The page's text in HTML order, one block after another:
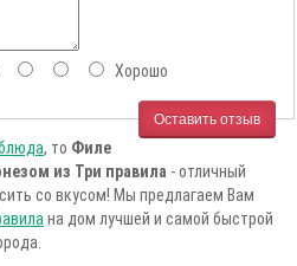
Хорошо
Оставить отзыв
, то Филе
из Три правила - отличный
со вкусом! Мы предлагаем Вам
на дом лучшей и самой быстрой